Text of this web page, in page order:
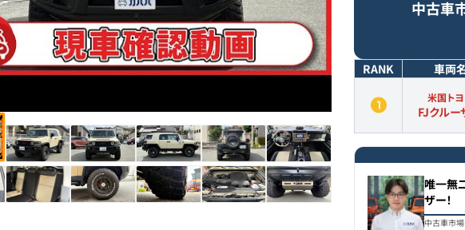
中古車
RANK 車両
米国ト
FJクルー
唯一無
ザー！
中古車市